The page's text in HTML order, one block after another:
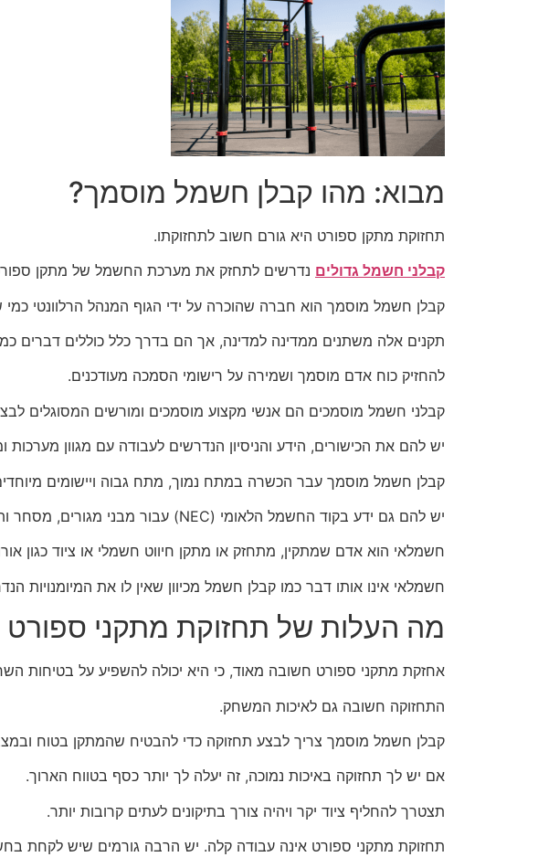
מבוא: מהו קבלן חשמל מוסמך?
תחזוקת מתקן ספורט היא גורם חשוב לתחזוקתו.
קבלני חשמל גדולים נדרשים לתחזק את מערכת החשמל של מתקן
קבלן חשמל מוסמך הוא חברה שהוכרה על ידי הגוף המנהל הרלוונטי
תקנים אלה משתנים ממדינה למדינה, אך הם בדרך כלל כוללים דברים
להחזיק כוח אדם מוסמך ושמירה על רישומי הסמכה מעודכנים.
קבלני חשמל מוסמכים הם אנשי מקצוע מוסמכים ומורשים המסוגלים
יש להם את הכישורים, הידע והניסיון הנדרשים לעבודה עם מגוון מערכות
קבלן חשמל מוסמך עבר הכשרה במתח נמוך, מתח גבוה ויישומים
יש להם גם ידע בקוד החשמל הלאומי (NEC) עבור מבני מגורים, מסחר ותעשייה, כמו גם נהלי תגובת חירום.
חשמלאי הוא אדם שמתקין, מתחזק או מתקן חיווט חשמלי או ציוד כגון
חשמלאי אינו אותו דבר כמו קבלן חשמל מכיוון שאין לו את המיומנויות
מה העלות של תחזוקת מתקני ספורט
אחזקת מתקני ספורט חשובה מאוד, כי היא יכולה להשפיע על בטיחות
התחזוקה חשובה גם לאיכות המשחק.
קבלן חשמל מוסמך צריך לבצע תחזוקה כדי להבטיח שהמתקן בטוח
אם יש לך תחזוקה באיכות נמוכה, זה יעלה לך יותר כסף בטווח הארוך.
תצטרך להחליף ציוד יקר ויהיה צורך בתיקונים לעתים קרובות יותר.
תחזוקת מתקני ספורט אינה עבודה קלה. יש הרבה גורמים שיש לקחת